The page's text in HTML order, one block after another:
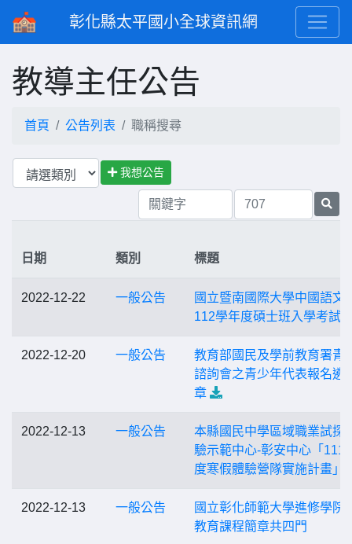
彰化縣太平國小全球資訊網
教導主任公告
首頁 公告列表 職稱搜尋
我想公告
日期 類別 標題
2022-12-22 一般公告
國立暨南國際大學中國語文
112學年度碩士班入學考試
2022-12-20 一般公告
教育部國民及學前教育署青
諮詢會之青少年代表報名遴
章
2022-12-13 一般公告
本縣國民中學區域職業試探
驗示範中心-彰安中心「111
度寒假體驗營隊實施計畫」
2022-12-13 一般公告
國立彰化師範大學進修學院
教育課程簡章共四門